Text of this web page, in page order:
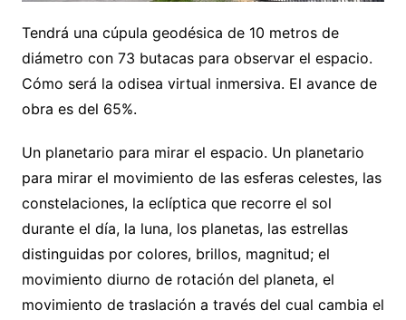
Tendrá una cúpula geodésica de 10 metros de
diámetro con 73 butacas para observar el espacio.
Cómo será la odisea virtual inmersiva. El avance de
obra es del 65%.
Un planetario para mirar el espacio. Un planetario
para mirar el movimiento de las esferas celestes, las
constelaciones, la eclíptica que recorre el sol
durante el día, la luna, los planetas, las estrellas
distinguidas por colores, brillos, magnitud; el
movimiento diurno de rotación del planeta, el
movimiento de traslación a través del cual cambia el